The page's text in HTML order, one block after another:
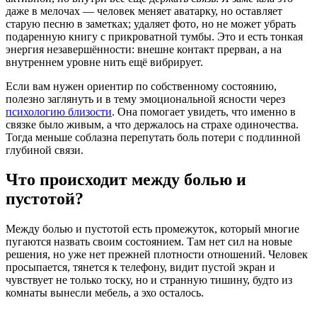
даже в мелочах — человек меняет аватарку, но оставляет
старую песню в заметках; удаляет фото, но не может убрать
подаренную книгу с прикроватной тумбы. Это и есть тонкая
энергия незавершённости: внешне контакт прерван, а на
внутреннем уровне нить ещё вибрирует.
Если вам нужен ориентир по собственному состоянию,
полезно заглянуть и в тему эмоциональной ясности через
психологию близости. Она помогает увидеть, что именно в
связке было живым, а что держалось на страхе одиночества.
Тогда меньше соблазна перепутать боль потери с подлинной
глубиной связи.
Что происходит между болью и
пустотой?
Между болью и пустотой есть промежуток, который многие
пугаются назвать своим состоянием. Там нет сил на новые
решения, но уже нет прежней плотности отношений. Человек
просыпается, тянется к телефону, видит пустой экран и
чувствует не только тоску, но и странную тишину, будто из
комнаты вынесли мебель, а эхо осталось.